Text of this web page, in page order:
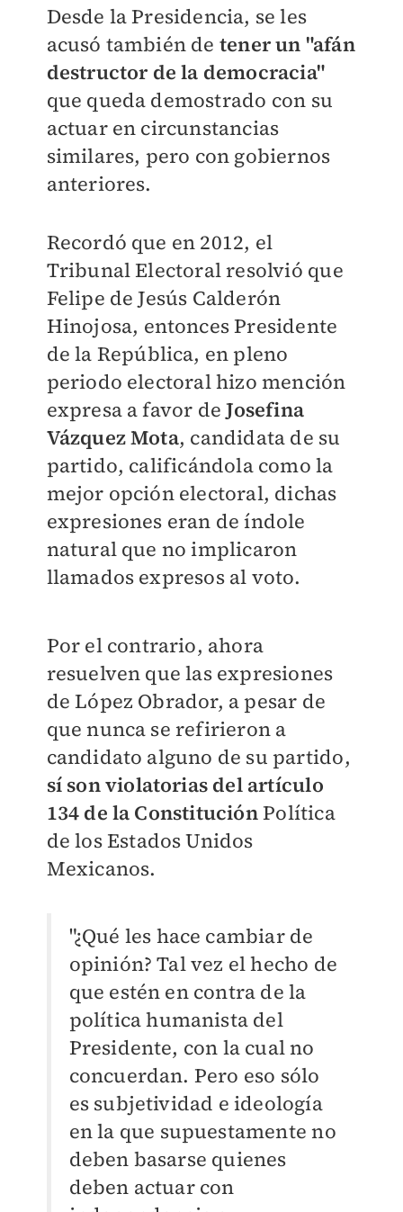
Desde la Presidencia, se les
acusó también de tener un "afán
destructor de la democracia"
que queda demostrado con su
actuar en circunstancias
similares, pero con gobiernos
anteriores.
Recordó que en 2012, el
Tribunal Electoral resolvió que
Felipe de Jesús Calderón
Hinojosa, entonces Presidente
de la República, en pleno
periodo electoral hizo mención
expresa a favor deJosefina
Vázquez Mota, candidata de su
partido, calificándola como la
mejor opción electoral, dichas
expresiones eran de índole
natural que no implicaron
llamados expresos al voto.
Por el contrario, ahora
resuelven que las expresiones
de López Obrador, a pesar de
que nunca se refirieron a
candidato alguno de su partido,
sí son violatorias del artículo
134 de la ConstituciónPolítica
de los Estados Unidos
Mexicanos.
"¿Qué les hace cambiar de
opinión? Tal vez el hecho de
que estén en contra de la
política humanista del
Presidente, con la cual no
concuerdan. Pero eso sólo
es subjetividad e ideología
en la que supuestamente no
deben basarse quienes
deben actuar con